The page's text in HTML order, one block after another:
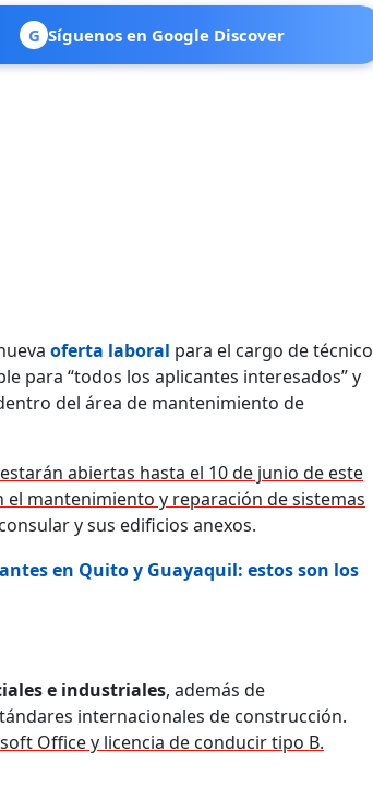
G Síguenos en Google Discover
oferta laboral para el cargo de técnico
para “todos los aplicantes interesados” y
del área de mantenimiento de
abiertas hasta el 10 de junio de este
mantenimiento y reparación de sistemas
y sus edificios anexos.
en Quito y Guayaquil: estos son los
e industriales, además de
internacionales de construcción.
Office y licencia de conducir tipo B.